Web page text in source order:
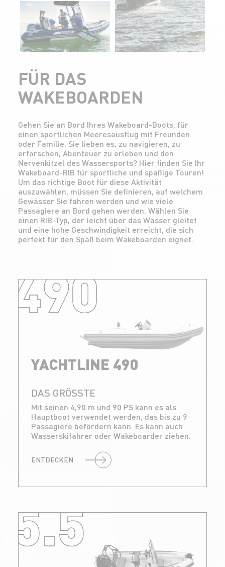
FÜR DAS
WAKEBOARDEN
Gehen Sie an Bord Ihres Wakeboard-Boots, für
einen sportlichen Meeresausflug mit Freunden
oder Familie. Sie lieben es, zu navigieren, zu
erforschen, Abenteuer zu erleben und den
Nervenkitzel des Wassersports? Hier finden Sie Ihr
Wakeboard-RIB für sportliche und spaßige Touren!
Um das richtige Boot für diese Aktivität
auszuwählen, müssen Sie definieren, auf welchem
Gewässer Sie fahren werden und wie viele
Passagiere an Bord gehen werden. Wählen Sie
einen RIB-Typ, der leicht über das Wasser gleitet
und eine hohe Geschwindigkeit erreicht, die sich
perfekt für den Spaß beim Wakeboarden eignet.
490
YACHTLINE 490
DAS GRÖSSTE
Mit seinen 4,90 m und 90 PS kann es als
Hauptboot verwendet werden, das bis zu 9
Passagiere befördern kann. Es kann auch
Wasserskifahrer oder Wakeboarder ziehen.
ENTDECKEN
5.5